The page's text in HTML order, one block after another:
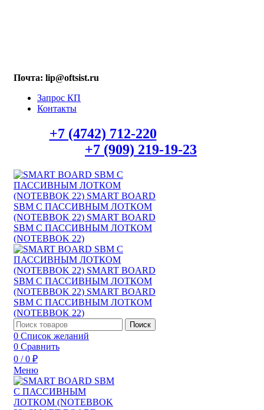
Почта: lip@oftsist.ru
Запрос КП
Контакты
+7 (4742) 712-220
+7 (909) 219-19-23
Поиск
0 Список желаний
0 Сравнить
0 / 0 ₽
Меню